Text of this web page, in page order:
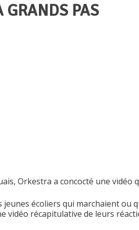
GRANDS PAS
Orkestra a concocté une vidéo
écoliers qui marchaient ou
vidéo récapitulative de leurs